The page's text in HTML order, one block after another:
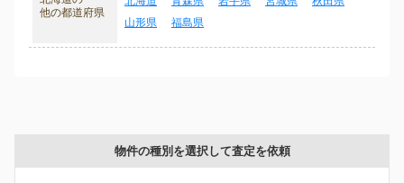
他の都道府県
山形県
福島県
物件の種別を選択して査定を依頼